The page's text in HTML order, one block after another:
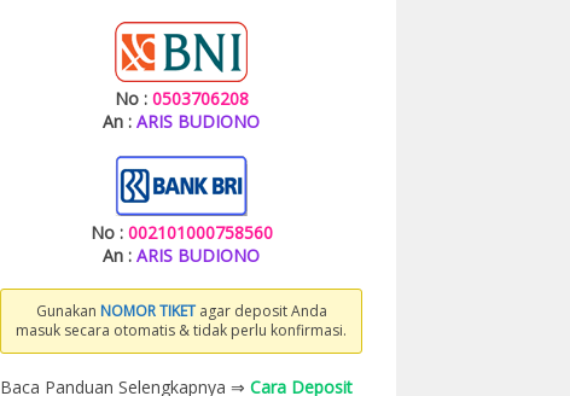
No : 0503706208
An : ARIS BUDIONO
No : 002101000758560
An : ARIS BUDIONO
Gunakan NOMOR TIKETagar deposit Anda
masuk secara otomatis & tidak perlu konfirmasi.
Baca Panduan Selengkapnya ⇒ Cara Deposit